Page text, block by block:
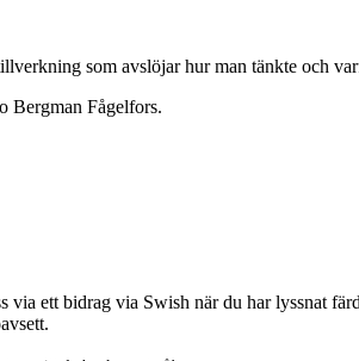
som avslöjar hur man tänkte och
Bergman Fågelfors.
ett bidrag via Swish när du har lyssnat